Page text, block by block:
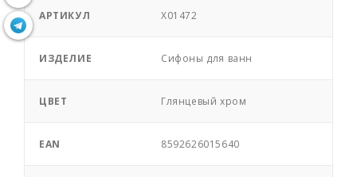
АРТИКУЛ X01472
ИЗДЕЛИЕ Сифоны для ванн
ЦВЕТ Глянцевый хром
EAN 8592626015640